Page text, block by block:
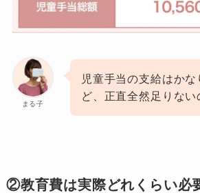
まる子
児童手当の支給はかな
ど、正直全然足りな
②教育費は実際どれくらい必